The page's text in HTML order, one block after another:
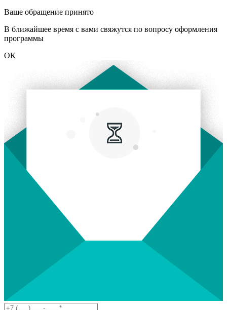
Ваше обращение принято
В ближайшее время с вами свяжутся по вопросу оформления
программы
ОК